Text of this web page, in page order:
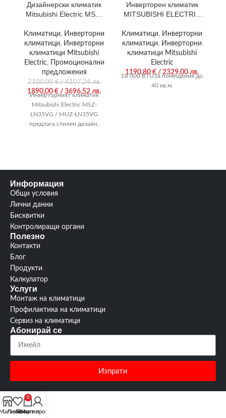
Дизайнерски климатик
Mitsubishi Electric MSZ-
LN35VG
Климатици, Инверторни
климатици, Инверторни
климатици Mitsubishi
Electric,
Промоционални
предложения
2100,00€/ 4107,24 лв.
1890,00 € / 3696,52 лв.
Инверторният климатик
Mitsubishi Electric MSZ-
LN35VG / MUZ-LN35VG
предлага стилен дизайн,
Инверторен климатик
MITSUBISHI ELECTRIC
AP50VG
Климатици, Инверторни
климатици, Инверторни
климатици Mitsubishi
Electric
1190,80 €/ 2329,00 лв.
18 000 BTUЗа помещения до
40 кв.м.
Информация
Общи условия
Лични данни
Бисквитки
Контролиращи органи
Полезно
Контакти
Блог
Продукти
Калкулатор
Услуги
Монтаж на климатици
Профилактика на климатици
Сервиз на климатици
Абонирай се
Изпрати
Любими
0
Покупки
Моят профил